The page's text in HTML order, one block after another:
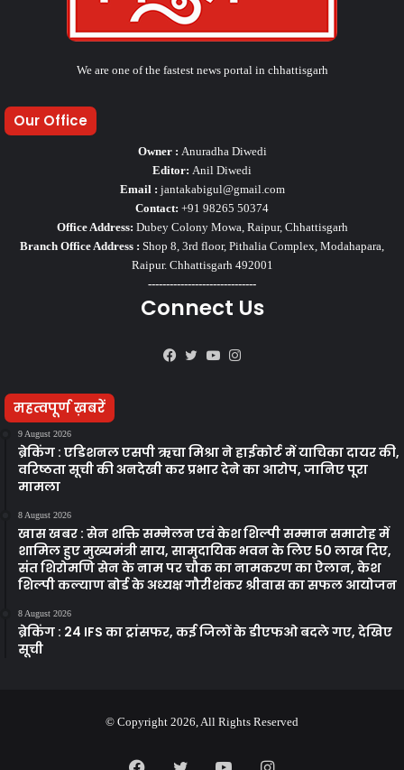
We are one of the fastest news portal in chhattisgarh
Our Office
Owner : Anuradha Diwedi
Editor: Anil Diwedi
Email : jantakabigul@gmail.com
Contact: +91 98265 50374
Office Address: Dubey Colony Mowa, Raipur, Chhattisgarh
Branch Office Address : Shop 8, 3rd floor, Pithalia Complex, Modahapara,
Raipur. Chhattisgarh 492001
------------------------------
Connect Us
Facebook
TwitterYouTube
महत्वपूर्ण ख़बरें
9 August 2026
ब्रेकिंग : एडिशनल एसपी ऋचा मिश्रा ने हाईकोर्ट में याचिका दायर की,
वरिष्ठता सूची की अनदेखी कर प्रभार देने का आरोप, जानिए पूरा
मामला
8 August 2026
खास खबर : सेन शक्ति सम्मेलन एवं केश शिल्पी सम्मान समारोह में
शामिल हुए मुख्यमंत्री साय, सामुदायिक भवन के लिए 50 लाख दिए,
संत शिरोमणि सेन के नाम पर चौक का नामकरण का ऐलान, केश
शिल्पी कल्याण बोर्ड के अध्यक्ष गौरीशंकर श्रीवास का सफल आयोजन
8 August 2026
ब्रेकिंग : 24 IFS का ट्रांसफर, कई जिलों के डीएफओ बदले गए, देखिए
सूची
© Copyright 2026, All Rights Reserved
FacebookTwitterYouTubeInstagram